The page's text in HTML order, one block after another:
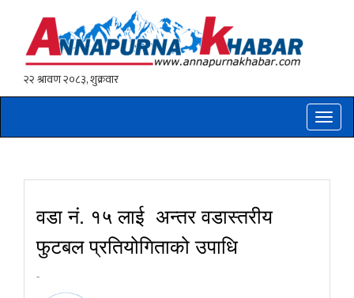
Toggle
वडा नं. १५ लाई अन्तर वडास्तरीय
फुटबल प्रतियोगिताको उपाधि
-